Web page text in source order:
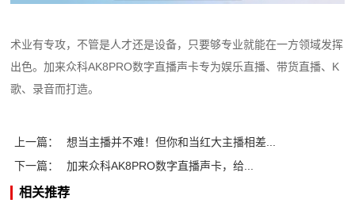
术业有专攻，不管是人才还是设备，只要够专业就能在一方领域发挥
出色。加来众科AK8PRO数字直播声卡专为娱乐直播、带货直播、K
歌、录音而打造。
上一篇：
想当主播并不难！但你和当红大主播相差...
下一篇：
加来众科AK8PRO数字直播声卡，给...
相关推荐